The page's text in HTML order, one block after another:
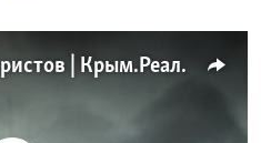
Крым закрыли для туристов | Крым.Реалии ТВ (видео)